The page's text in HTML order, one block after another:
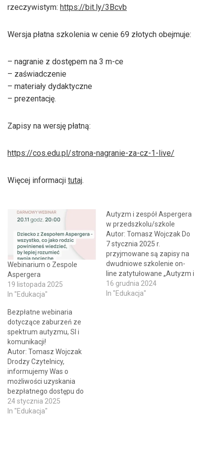
rzeczywistym: https://bit.ly/3Bcvb
Wersja płatna szkolenia w cenie 69 złotych obejmuje:
– nagranie z dostępem na 3 m-ce
– zaświadczenie
– materiały dydaktyczne
– prezentację.
Zapisy na wersję płatną:
https://cos.edu.pl/strona-nagranie-za-cz-1-live/
Więcej informacji tutaj.
Webinarium o Zespole
Aspergera
19 listopada 2025
In "Edukacja"
Autyzm i zespół Aspergera
w przedszkolu/szkole
Autor: Tomasz Wojczak Do
7 stycznia 2025 r.
przyjmowane są zapisy na
dwudniowe szkolenie on-
line zatytułowane „Autyzm i
zespół Aspergera w
przedszkolu/szkole”.
16 grudnia 2024
In "Edukacja"
Bezpłatne webinaria
dotyczące zaburzeń ze
spektrum autyzmu, SI i
komunikacji!
Autor: Tomasz Wojczak
Drodzy Czytelnicy,
informujemy Was o
możliwości uzyskania
bezpłatnego dostępu do
nagrań cyklu webinariów
dotyczących autyzmu i
24 stycznia 2025
In "Edukacja"